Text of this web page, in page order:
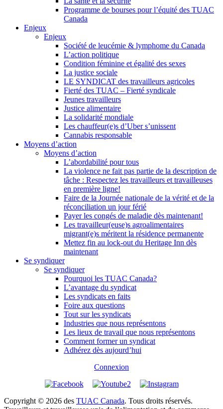
Programme de bourses pour l’équité des TUAC
Canada
Enjeux
Enjeux
Société de leucémie & lymphome du Canada
L’action politique
Condition féminine et égalité des sexes
La justice sociale
LE SYNDICAT des travailleurs agricoles
Fierté des TUAC – Fierté syndicale
Jeunes travailleurs
Justice alimentaire
La solidarité mondiale
Les chauffeur(e)s d’Uber s’unissent
Cannabis responsable
Moyens d’action
Moyens d’action
L’abordabilité pour tous
La violence ne fait pas partie de la description de
tâche : Respectez les travailleurs et travailleuses
en première ligne!
Faire de la Journée nationale de la vérité et de la
réconciliation un jour férié
Payer les congés de maladie dès maintenant!
Les travailleur(euse)s agroalimentaires
migrant(e)s méritent la résidence permanente
Mettez fin au lock-out du Heritage Inn dès
maintenant
Se syndiquer
Se syndiquer
Pourquoi les TUAC Canada?
L’avantage du syndicat
Les syndicats en faits
Foire aux questions
Tout sur les syndicats
Industries que nous représentons
Les lieux de travail que nous représentons
Comment former un syndicat
Adhérez dès aujourd’hui
Connexion
Copyright © 2026 des TUAC Canada. Tous droits réservés.